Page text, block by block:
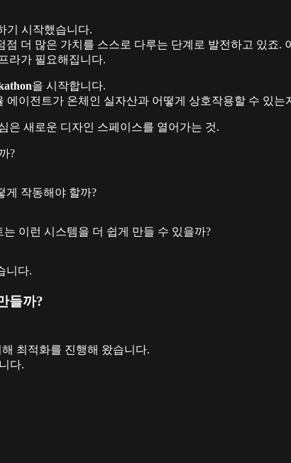
기 시작했습니다.
더 많은 가치를 스스로 다루는 단계로 발전하고 있죠
라가 필요해집니다.
을 시작합니다.
이전트가 온체인 실자산과 어떻게 상호작용할 수 있
은 새로운 디자인 스페이스를 열어가는 것.
?
게 작동해야 할까?
이런 시스템을 더 쉽게 만들 수 있을까?
니다.
들까?
최적화를 진행해 왔습니다.
다.